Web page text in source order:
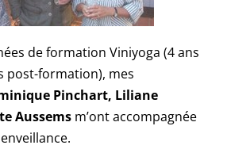
de formation Viniyoga (4 ans
post-formation), mes
Pinchart, Liliane
Aussems m’ont accompagnée